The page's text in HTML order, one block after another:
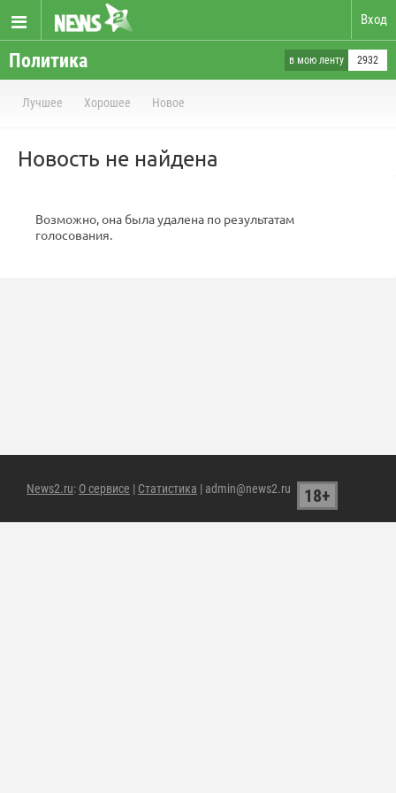
Вход
Политика в мою ленту 2932
Лучшее Хорошее Новое
Новость не найдена
Возможно, она была удалена по результатам
голосования.
News2.ru: О сервисе | Статистика | admin@news2.ru 18+